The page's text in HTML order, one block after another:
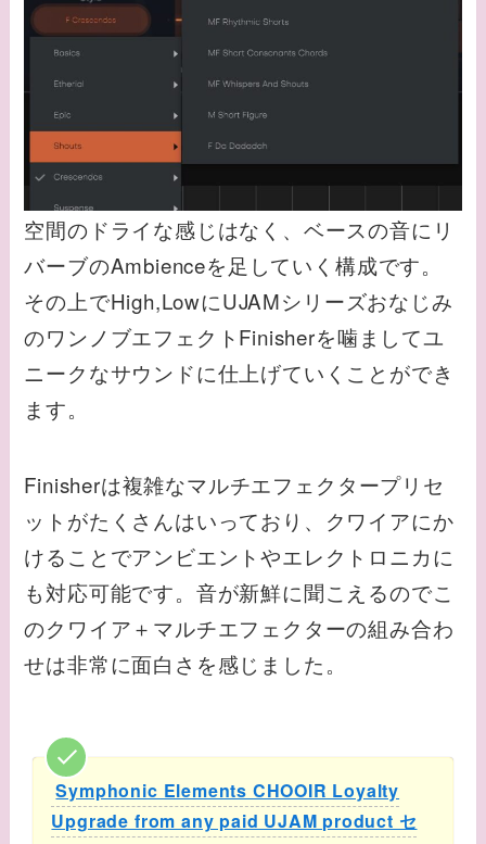
空間のドライな感じはなく、ベースの音にリ
バーブのAmbienceを足していく構成です。
その上でHigh,LowにUJAMシリーズおなじみ
のワンノブエフェクトFinisherを噛ましてユ
ニークなサウンドに仕上げていくことができ
ます。
Finisherは複雑なマルチエフェクタープリセ
ットがたくさんはいっており、クワイアにか
けることでアンビエントやエレクトロニカに
も対応可能です。音が新鮮に聞こえるのでこ
のクワイア＋マルチエフェクターの組み合わ
せは非常に面白さを感じました。
Symphonic Elements CHOOIR Loyalty
Upgrade from any paid UJAM product セ